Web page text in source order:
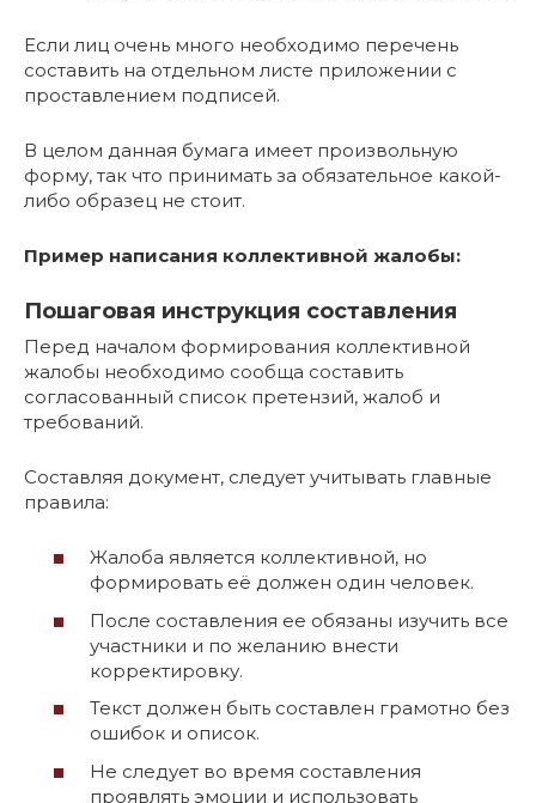
Если лиц очень много необходимо перечень
составить на отдельном листе приложении с
проставлением подписей.
В целом данная бумага имеет произвольную
форму, так что принимать за обязательное какой-
либо образец не стоит.
Пример написания коллективной жалобы:
Пошаговая инструкция составления
Перед началом формирования коллективной
жалобы необходимо сообща составить
согласованный список претензий, жалоб и
требований.
Составляя документ, следует учитывать главные
правила:
Жалоба является коллективной, но
формировать её должен один человек.
После составления ее обязаны изучить все
участники и по желанию внести
корректировку.
Текст должен быть составлен грамотно без
ошибок и описок.
Не следует во время составления
проявлять эмоции и использовать